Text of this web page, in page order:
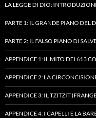
LA LEGGE DI DIO:
PARTE 1: IL GRANDE PIANO DEL
PARTE 2: IL FALSO PIANO DI
APPENDICE 1: IL MITO DEI 613
APPENDICE 2: LA
APPENDICE 3: IL TZITZIT
APPENDICE 4: I CAPELLI E LA